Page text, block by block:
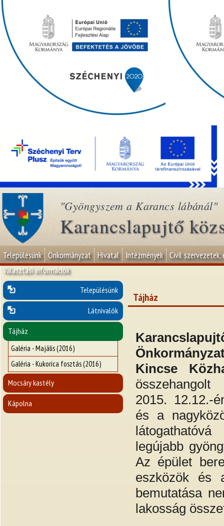
"Gyöngyszem a Karancs lábánál"
Karancslapujtő
Településünk Önkormányzat Hivatal Intézmények Civil szervezetek,
Választási információk
Településünk
Látnivalók
Tájház
Galéria - Majális (2016)
Galéria - Kukorica fosztás (2016)
Mocsáry kastély
Kápolna
Tájház
Kincse
2015. 12.12.-
és a
legújabb
Az épület
eszközök és
bemutatása
lakosság